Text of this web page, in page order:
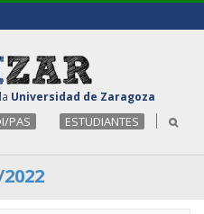
Universidad de Zaragoza
PAS ESTUDIANTES